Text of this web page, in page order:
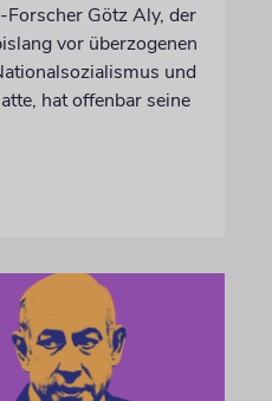
Götz Aly, der
vor überzogenen
und
hat offenbar seine